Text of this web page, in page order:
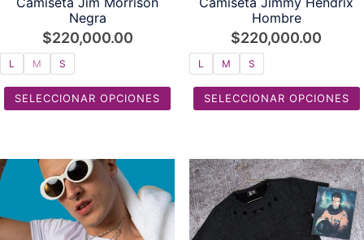
Negra
$220,000.00
L M S
SELECCIONAR OPCIONES
Hombre
$220,000.00
L M S
SELECCIONAR OPCIONES